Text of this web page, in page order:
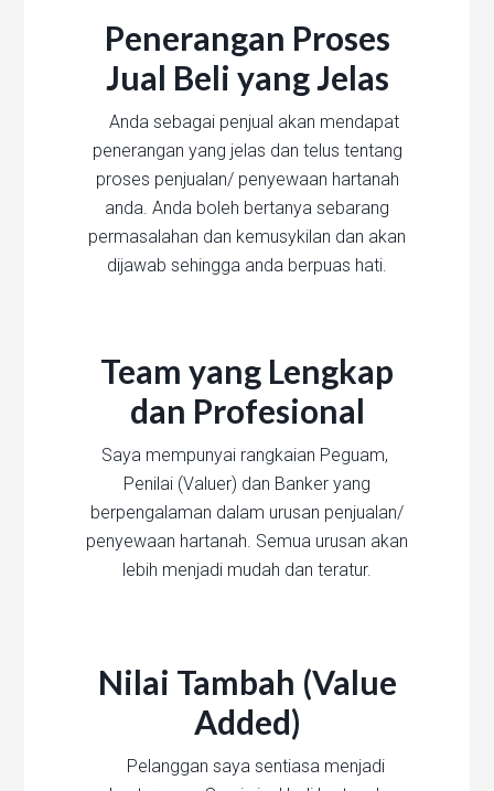
Penerangan Proses
Jual Beli yang Jelas
Anda sebagai penjual akan mendapat
penerangan yang jelas dan telus tentang
proses penjualan/ penyewaan hartanah
anda. Anda boleh bertanya sebarang
permasalahan dan kemusykilan dan akan
dijawab sehingga anda berpuas hati.
Team yang Lengkap
dan Profesional
Saya mempunyai rangkaian Peguam,
Penilai (Valuer) dan Banker yang
berpengalaman dalam urusan penjualan/
penyewaan hartanah. Semua urusan akan
lebih menjadi mudah dan teratur.
Nilai Tambah (Value
Added)
Pelanggan saya sentiasa menjadi